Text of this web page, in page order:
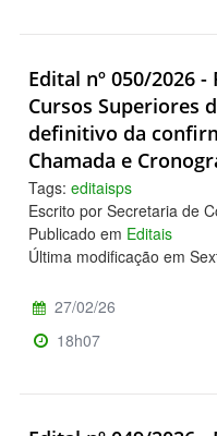
Edital nº 050/2026
Cursos Superiores
definitivo da
Chamada e
Tags: editaisps
Escrito por Secretaria de
Publicado em Editais
Última modificação em
27/02/26
18h07